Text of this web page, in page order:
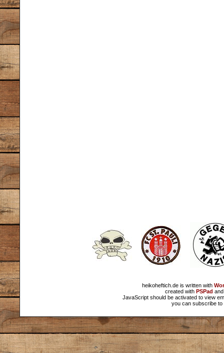
heikoheftich.de is written with
created with PSPad
JavaScript should be activated to view
you can subscribe